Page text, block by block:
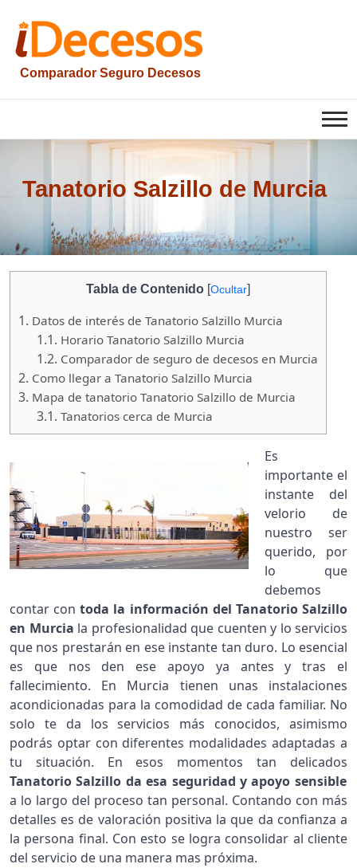
contenido
Comparador Seguro Decesos
iesquelas
Tanatorio Salzillo de Murcia
Tabla de Contenido [Ocultar]
1. Datos de interés de Tanatorio Salzillo Murcia
1.1. Horario Tanatorio Salzillo Murcia
1.2. Comparador de seguro de decesos en Murcia
2. Como llegar a Tanatorio Salzillo Murcia
3. Mapa de tanatorio Tanatorio Salzillo de Murcia
3.1. Tanatorios cerca de Murcia
Es
importante el
instante del
velorio de
nuestro ser
querido, por
lo que
debemos
contar con toda la información del Tanatorio Salzillo
en Murcia la profesionalidad que cuenten y lo servicios
que nos prestarán en ese instante tan duro. Lo esencial
es que nos den ese apoyo ya antes y tras el
fallecimiento. En Murcia tienen unas instalaciones
acondicionadas para la comodidad de cada familiar. No
solo te da los servicios más conocidos, asimismo
podrás optar con diferentes modalidades adaptadas a
tu situación. En esos momentos tan delicados
Tanatorio Salzillo da esa seguridad y apoyo sensible
a lo largo del proceso tan personal. Contando con más
detalles es de valoración positiva la que da confianza a
la persona final. Con esto se logra consolidar al cliente
del servicio de una manera mas próxima.